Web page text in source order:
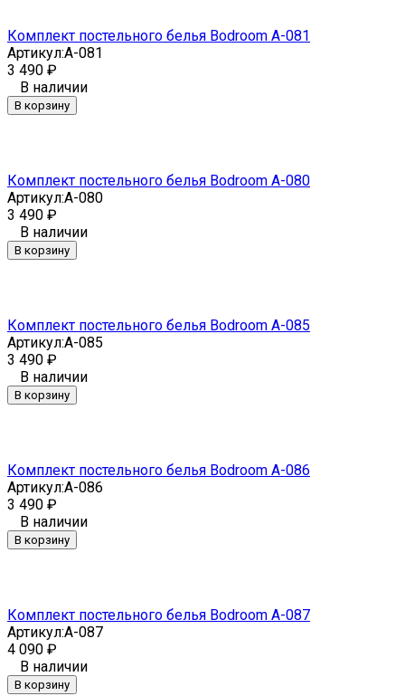
Комплект постельного белья Bodroom A-081
Артикул:A-081
3 490 ₽
В наличии
В корзину
Комплект постельного белья Bodroom A-080
Артикул:A-080
3 490 ₽
В наличии
В корзину
Комплект постельного белья Bodroom A-085
Артикул:A-085
3 490 ₽
В наличии
В корзину
Комплект постельного белья Bodroom A-086
Артикул:A-086
3 490 ₽
В наличии
В корзину
Комплект постельного белья Bodroom A-087
Артикул:A-087
4 090 ₽
В наличии
В корзину